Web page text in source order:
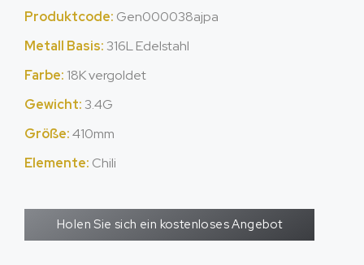
Produktcode: Gen000038ajpa
Metall Basis: 316L Edelstahl
Farbe: 18K vergoldet
Gewicht: 3.4G
Größe:410mm
Elemente: Chili
Holen Sie sich ein kostenloses Angebot